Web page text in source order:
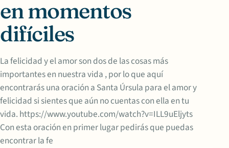
en momentos
difíciles
La felicidad y el amor son dos de las cosas más
importantes en nuestra vida , por lo que aquí
encontrarás una oración a Santa Úrsula para el amor y
felicidad si sientes que aún no cuentas con ella en tu
vida. https://www.youtube.com/watch?v=ILL9uEljyts
Con esta oración en primer lugar pedirás que puedas
encontrar la fe